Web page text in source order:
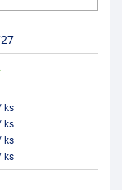
ks
ks
ks
ks